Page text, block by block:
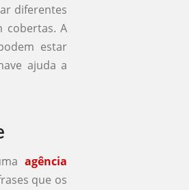
diferentes
cobertas. A
estar
ajuda a
agência
que os